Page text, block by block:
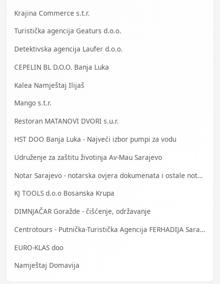
Krajina Commerce s.t.r.
Turistička agencija Geaturs d.o.o.
Detektivska agencija Laufer d.o.o.
CEPELIN BL D.O.O. Banja Luka
Kalea Namještaj Ilijaš
Mango s.t.r.
Restoran MATANOVI DVORI s.u.r.
HST DOO Banja Luka - Najveći izbor pumpi za vodu
Udruženje za zaštitu životinja Av-Mau Sarajevo
Notar Sarajevo - notarska ovjera dokumenata i ostale notarske usluge
KJ TOOLS d.o.o Bosanska Krupa
DIMNJAČAR Goražde - čišćenje, održavanje
Centrotours - Putnička-Turistička Agencija FERHADIJA Sarajevo
EURO-KLAS doo
Namještaj Domavija